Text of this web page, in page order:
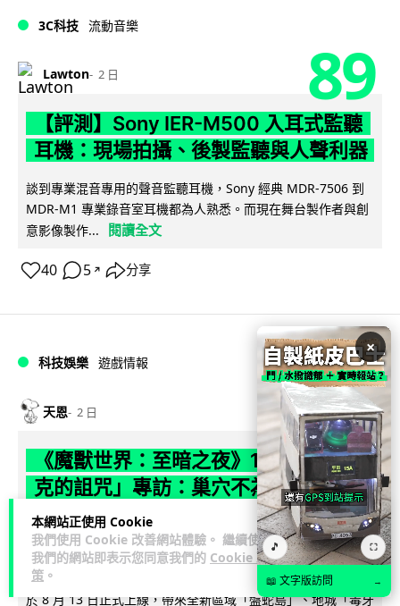
本網站正使用 Cookie
我們使用 Cookie 改善網站體驗。 繼續使用
我們的網站即表示您同意我們的 Cookie 政
策 。
3C科技 流動音樂
Lawton 2 日 89
【評測】Sony IER-M500 入耳式監聽
耳機：現場拍攝、後製監聽與人聲利器
談到專業混音專用的聲音監聽耳機，Sony 經典 MDR-7506 到
MDR-M1 專業錄音室耳機都為人熟悉。而現在舞台製作者與創
意影像製作...
閱讀全文
40 5 ↗ 分享
科技娛樂 遊戲情報
天恩 2 日
《魔獸世界：至暗之夜》12.1 「烏拉特
克的詛咒」專訪：巢穴不為提高世界首
領門檻而設 《諸王之眠》縮短約 10 分
鐘
《魔獸世界：至暗之夜》版本更新 12.1「烏拉特克的詛咒」將
於 8 月 13 日正式上線，帶來全新區域「盤蛇島」、地城「毒牙
×
🎵 ⛶
📖 文字版訪問 →